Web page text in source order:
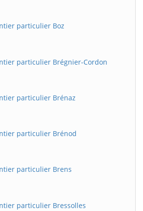
particulier Boz
particulier Brégnier-Cordon
particulier Brénaz
particulier Brénod
particulier Brens
particulier Bressolles